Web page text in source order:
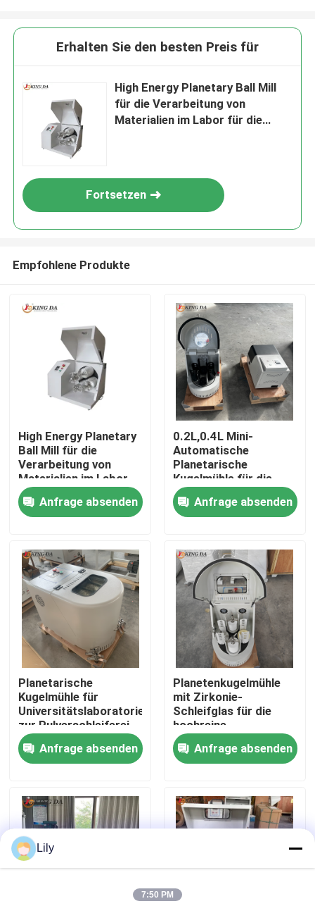
Startseite
Über uns
Fabrik Tour
Qualitätskontrolle
Kontakt
Nachrichten
Planetarische Ball-Mühle
Rollen-Ball-Mühle
Erhalten Sie den besten Preis für
High Energy Planetary Ball Mill
für die Verarbeitung von
Materialien im Labor für die
Fortsetzen
Empfohlene Produkte
High Energy Planetary
Ball Mill für die
Verarbeitung von
Materialien im Labor
für die
Ultrafeinpulverschleifung
Anfrage absenden
0.2L,0.4L Mini-
Automatische
Planetarische
Kugelmühle für die
Nano-
Pulverherstellung
Anfrage absenden
Planetarische
Kugelmühle für
Universitätslaboratorien
zur Pulverschleiferei
und
wissenschaftlichen
Forschung
Anfrage absenden
Planetenkugelmühle
mit Zirkonie-
Schleifglas für die
hochreine
Pulverververarbeitung
Anfrage absenden
Lily
7:50 PM